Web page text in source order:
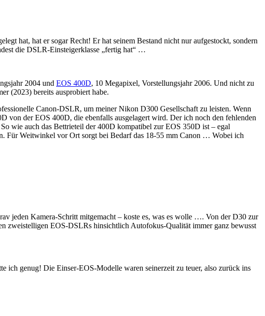
hat, hat er sogar Recht! Er hat seinem Bestand nicht nur aufgestockt, sondern
die DSLR-Einsteigerklasse „fertig hat“ …
2004 und EOS 400D, 10 Megapixel, Vorstellungsjahr 2006. Und nicht zu
(2023) bereits ausprobiert habe.
Canon-DSLR, um meiner Nikon D300 Gesellschaft zu leisten. Wenn
von der EOS 400D, die ebenfalls ausgelagert wird. Der ich noch den fehlenden
So wie auch das Bettrieteil der 400D kompatibel zur EOS 350D ist – egal
Für Weitwinkel vor Ort sorgt bei Bedarf das 18-55 mm Canon … Wobei ich
jeden Kamera-Schritt mitgemacht – koste es, was es wolle …. Von der D30 zur
zweistelligen EOS-DSLRs hinsichtlich Autofokus-Qualität immer ganz bewusst
ich genug! Die Einser-EOS-Modelle waren seinerzeit zu teuer, also zurück ins